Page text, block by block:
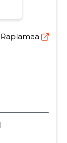
Raplamaa